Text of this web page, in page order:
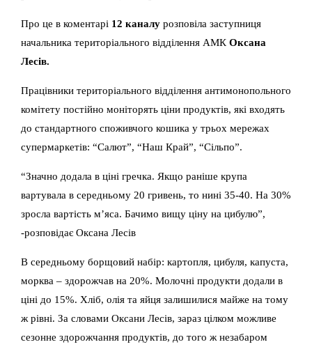
Про це в коментарі 12 каналу розповіла заступниця
начальника територіального відділення АМК Оксана
Лесів.
Працівники територіального відділення антимонопольного
комітету постійно моніторять ціни продуктів, які входять
до стандартного споживчого кошика у трьох мережах
супермаркетів: “Салют”, “Наш Край”, “Сільпо”.
“Значно додала в ціні гречка. Якщо раніше крупа
вартувала в середньому 20 гривень, то нині 35-40. На 30%
зросла вартість м’яса. Бачимо вищу ціну на цибулю”,
-розповідає Оксана Лесів
В середньому борщовий набір: картопля, цибуля, капуста,
морква – здорожчав на 20%. Молочні продукти додали в
ціні до 15%. Хліб, олія та яйця залишилися майже на тому
ж рівні. За словами Оксани Лесів, зараз цілком можливе
сезонне здорожчання продуктів, до того ж незабаром